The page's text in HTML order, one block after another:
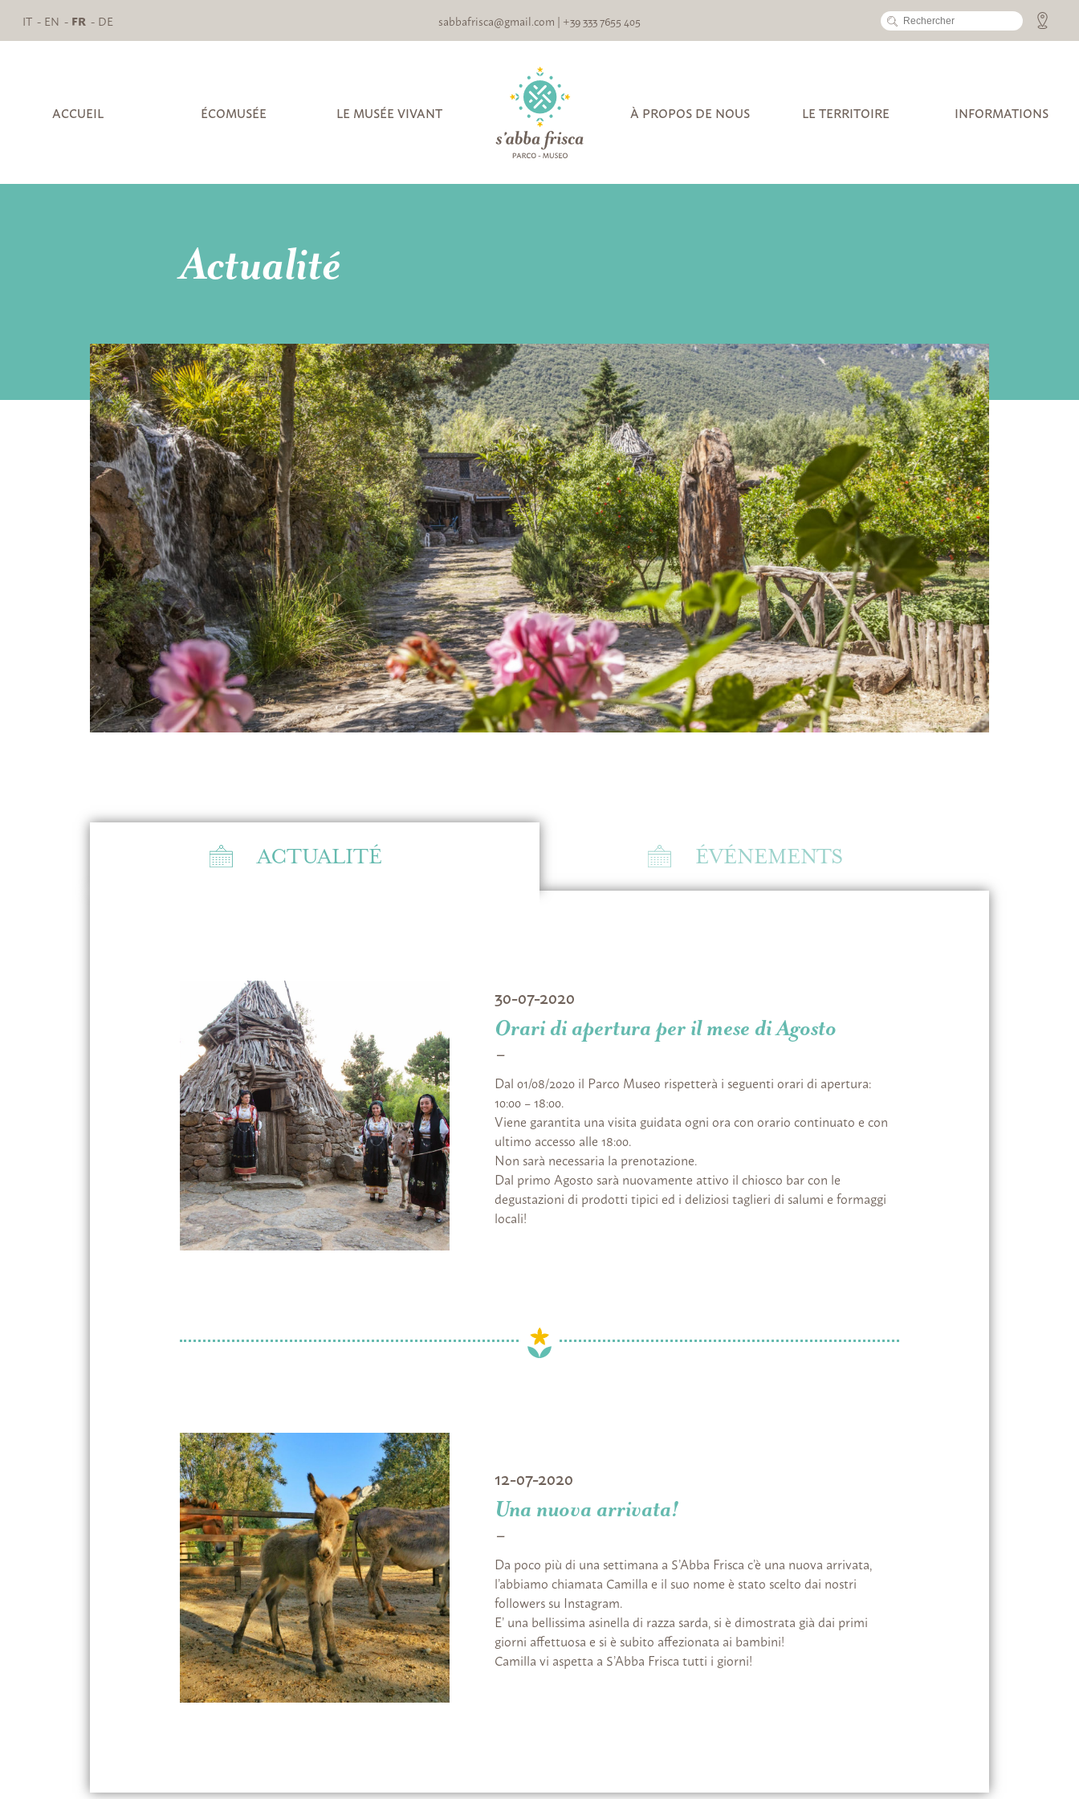
IT EN FR DE sabbafrisca@gmail.com | +39 333 7655 405
ACCUEIL ÉCOMUSÉE LE MUSÉE VIVANT À PROPOS DE NOUS LE TERRITOIRE INFORMATIONS
Actualité
ACTUALITÉ ÉVÉNEMENTS
30-07-2020
Orari di apertura per il mese di Agosto
Dal 01/08/2020 il Parco Museo rispetterà i seguenti orari di apertura:
10:00 – 18:00.
Viene garantita una visita guidata ogni ora con orario continuato e con
ultimo accesso alle 18:00.
Non sarà necessaria la prenotazione.
Dal primo Agosto sarà nuovamente attivo il chiosco bar con le
degustazioni di prodotti tipici ed i deliziosi taglieri di salumi e formaggi
locali!
12-07-2020
Una nuova arrivata!
Da poco più di una settimana a S’Abba Frisca c’è una nuova arrivata,
l’abbiamo chiamata Camilla e il suo nome è stato scelto dai nostri
followers su Instagram.
E’ una bellissima asinella di razza sarda, si è dimostrata già dai primi
giorni affettuosa e si è subito affezionata ai bambini!
Camilla vi aspetta a S’Abba Frisca tutti i giorni!